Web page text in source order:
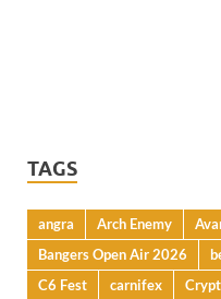
TAGS
angra Arch Enemy
Bangers Open Air 2026
C6 Fest
carnifex